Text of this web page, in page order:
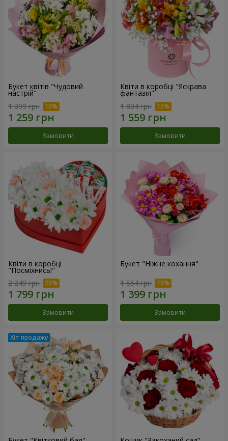
Букет квітів "Чудовий
настрій"
1 399 грн
Замовити
Квіти в коробці "Яскрава
фантазія"
1 834 грн
Замовити
Квіти в коробці
"Посміхнись!"
2 249 грн
Замовити
Букет "Ніжне кохання"
1 554 грн
Замовити